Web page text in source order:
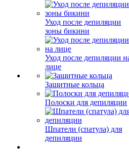
Уход после депиляции
зоны бикини
Уход после депиляции
лице
Защитные кольца
Полоски для депиляции
Шпатели (спатула) для
депиляции